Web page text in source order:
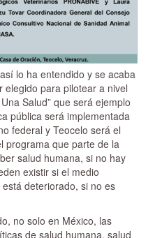
lo ha entendido y se acaba
para pilotear a nivel
Salud” que será ejemplo
pública será implementada
federal y Teocelo será el
programa que parte de la
salud humana, si no hay
existir si el medio
deteriorado, si no es
no solo en México, las
de salud humana, salud